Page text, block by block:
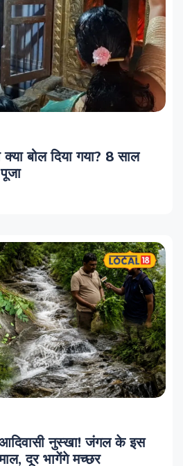
क्या बोल दिया गया? 8 साल
नुस्खा! जंगल के इस
दूर भागेंगे मच्छर